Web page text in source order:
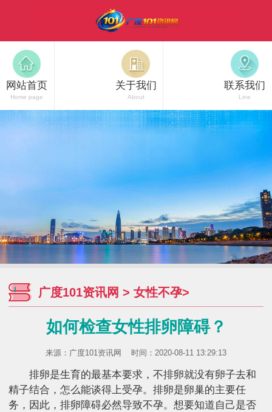
网站首页
Home page
关于我们
About
联系我们
Line
广度101资讯网 > 女性不孕>
如何检查女性排卵障碍？
来源： 广度101资讯网 时间：2020-08-11 13:29:13
排卵是生育的最基本要求，不排卵就没有卵子去和
精子结合，怎么能谈得上受孕。排卵是卵巢的主要任
务，因此，排卵障碍必然导致不孕。想要知道自己是否